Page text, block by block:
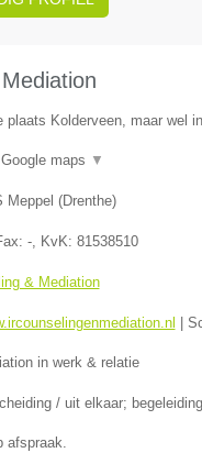
plaats Kolderveen, maar wel
Google maps ▼
Meppel (Drenthe)
-, KvK: 81538510
& Mediation
in werk & relatie
/ uit elkaar;
afspraak.